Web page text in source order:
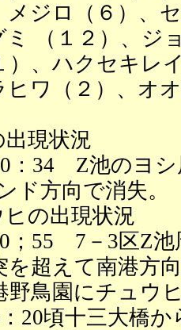
メジロ（６）、
ミ （１２）、ジ
）、ハクセキレ
ヒワ（２）、オ
現状況
：34 Z池のヨ
ド方向で消失。
の出現状況
55 7－3区Z池
を超えて南港
野鳥園にチュウ
20頃十三大橋